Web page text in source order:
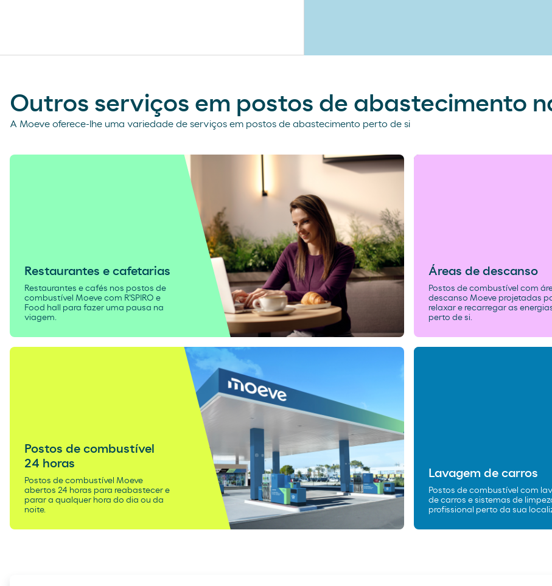
Outros serviços em postos de abastecimento
A Moeve oferece-lhe uma variedade de serviços em postos de abastecimento perto de si
Restaurantes e cafetarias
Restaurantes e cafés nos postos de
combustível Moeve com R'SPIRO e
Food hall para fazer uma pausa na
viagem.
Áreas de descanso
Postos de combustível com
descanso Moeve projetadas
relaxar e recarregar as
perto de si.
Postos de combustível
24 horas
Postos de combustível Moeve
abertos 24 horas para reabastecer e
parar a qualquer hora do dia ou da
noite.
Lavagem de carros
Postos de combustível com
de carros e sistemas de
profissional perto da sua